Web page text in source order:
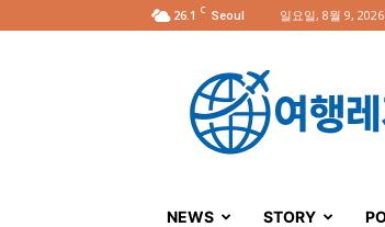
26.1 C Seoul 일요일, 8월 9, 2026
행
레
NEWS
STORY